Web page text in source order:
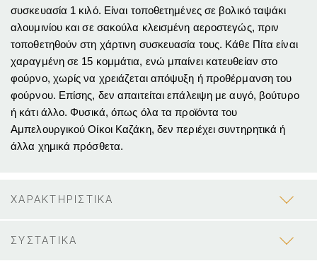
συσκευασία 1 κιλό. Είναι τοποθετημένες σε βολικό ταψάκι
αλουμινίου και σε σακούλα κλεισμένη αεροστεγώς, πριν
τοποθετηθούν στη χάρτινη συσκευασία τους. Κάθε Πίτα είναι
χαραγμένη σε 15 κομμάτια, ενώ μπαίνει κατευθείαν στο
φούρνο, χωρίς να χρειάζεται απόψυξη ή προθέρμανση του
φούρνου. Επίσης, δεν απαιτείται επάλειψη με αυγό, βούτυρο
ή κάτι άλλο. Φυσικά, όπως όλα τα προϊόντα του
Αμπελουργικού Οίκοι Καζάκη, δεν περιέχει συντηρητικά ή
άλλα χημικά πρόσθετα.
ΧΑΡΑΚΤΗΡΙΣΤΙΚΑ
ΣΥΣΤΑΤΙΚΑ